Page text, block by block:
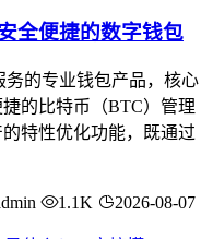
全便捷的数字钱包
务的专业钱包产品，核心
的比特币（BTC）管理
特性优化功能，既通过
1.1K 2026-08-07